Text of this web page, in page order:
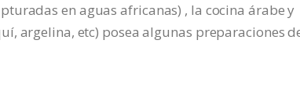
en aguas africanas) , la cocina árabe y
argelina, etc) posea algunas preparaciones